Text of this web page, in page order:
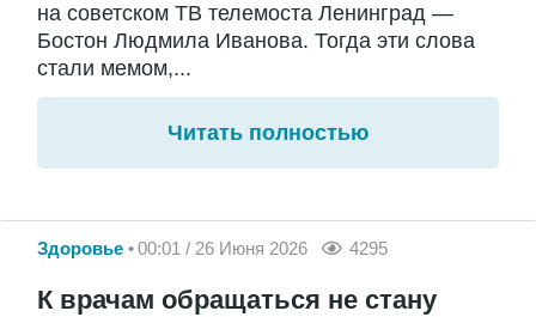
на советском ТВ телемоста Ленинград —
Бостон Людмила Иванова. Тогда эти слова
стали мемом,...
Читать полностью
Здоровье 00:01 / 26 Июня 2026 4295
К врачам обращаться не стану